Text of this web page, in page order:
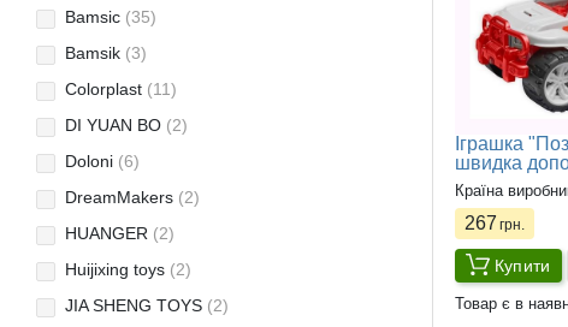
Іграшка
швидка
Країна
267 грн.
Купити
Товар є в
Bamsic (35)
Bamsik (3)
Colorplast (11)
DI YUAN BO (2)
Doloni (6)
DreamMakers (2)
HUANGER (2)
Huijixing toys (2)
JIA SHENG TOYS (2)